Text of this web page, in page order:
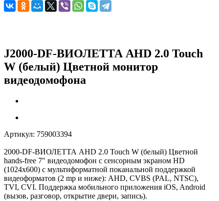
J2000-DF-ВИОЛЕТТА AHD 2.0 Touch
W (белый) Цветной монитор
видеодомофона
Артикул: 759003394
2000-DF-ВИОЛЕТТА AHD 2.0 Touch W (белый) Цветной
hands-free 7" видеодомофон с сенсорным экраном HD
(1024х600) с мультиформатной поканальной поддержкой
видеоформатов (2 mp и ниже): AHD, CVBS (PAL, NTSC),
TVI, CVI. Поддержка мобильного приложения iOS, Android
(вызов, разговор, открытие двери, запись).